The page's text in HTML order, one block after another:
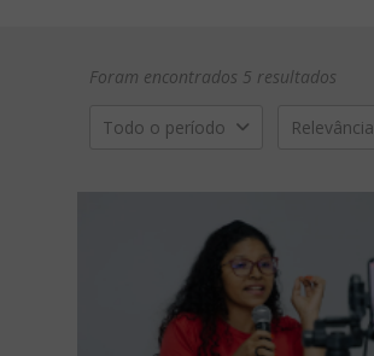
Foram encontrados 5 resultados
Todo o período Relevância